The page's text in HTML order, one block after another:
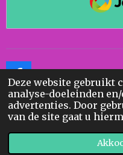
Deze website gebruikt
analyse-doeleinden
advertenties. Door
van de site gaat u
F
a
c
e
b
o
F
c